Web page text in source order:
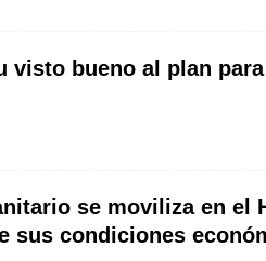
visto bueno al plan
se moviliza en el
sus condiciones